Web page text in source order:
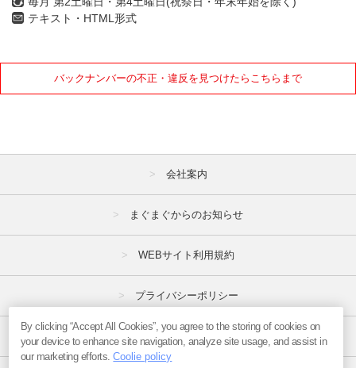
テキスト・HTML形式
バックナンバーの不正・違反を見つけたらこちらまで
会社案内
まぐまぐからのお知らせ
WEBサイト利用規約
プライバシーポリシー
特定商取引法
By clicking “Accept All Cookies”, you agree to the storing of cookies on
your device to enhance site navigation, analyze site usage, and assist in
our marketing efforts.Coolie policy